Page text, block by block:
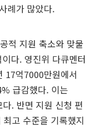
례가 많았다.
적 지원 축소와 맞물
다. 영진위 다큐멘터
17억7000만원에서
급감했다. 이는
. 반면 지원 신청 편
고 수준을 기록했지